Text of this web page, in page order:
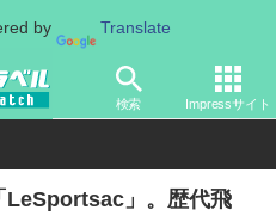
by Translate
検索 Impressサイト
庁 国内エアライン ANA
LeSportsac」。歴代飛